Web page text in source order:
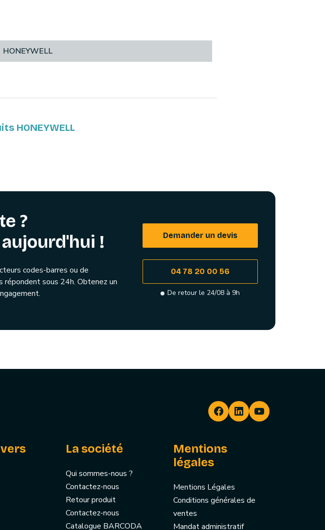
HONEYWELL
HONEYWELL
?
!
codes-barres ou de
répondent sous 24h. Obtenez un
Demander un devis
04 78 20 00 56
De retour le 24/08 à 9h
La société
Qui sommes-nous ?
Contactez-nous
Retour produit
Contactez-nous
Catalogue BARCODA
Mentions
légales
Mentions Légales
Conditions générales de
ventes
Mandat administratif